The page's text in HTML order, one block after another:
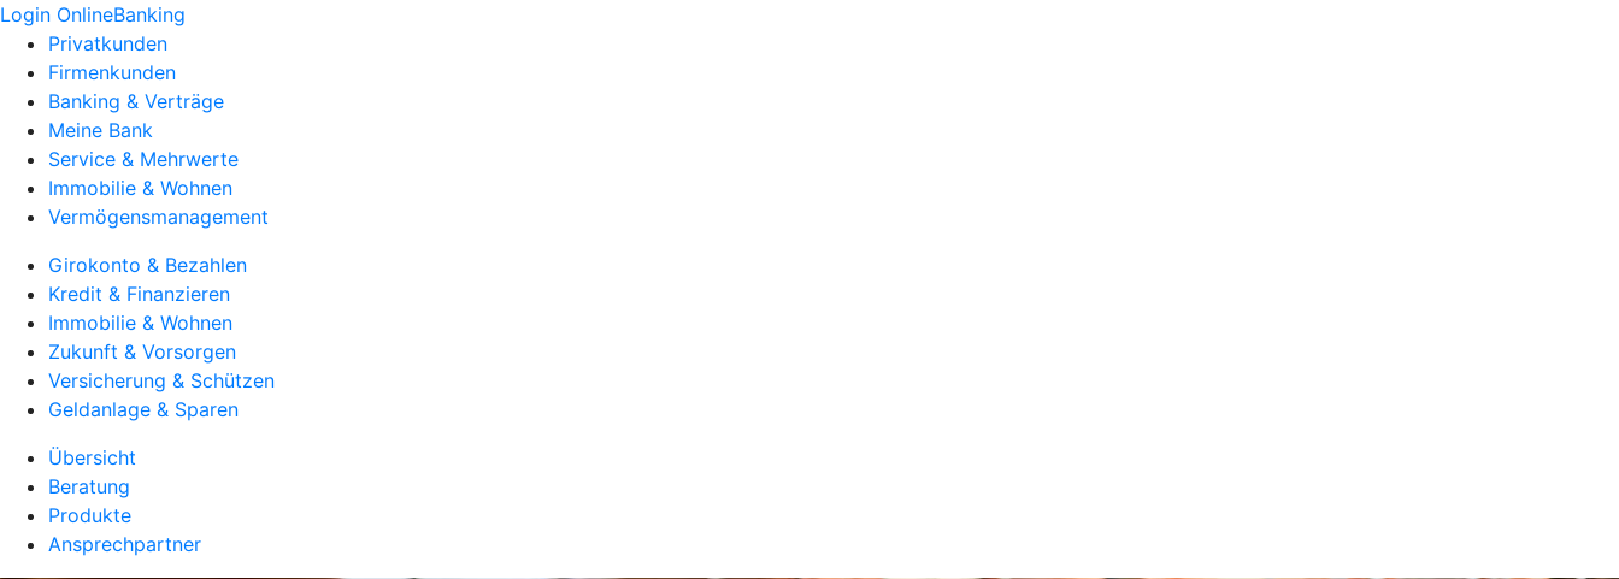
Login OnlineBanking
Privatkunden
Firmenkunden
Banking & Verträge
Meine Bank
Service & Mehrwerte
Immobilie & Wohnen
Vermögensmanagement
Girokonto & Bezahlen
Kredit & Finanzieren
Immobilie & Wohnen
Zukunft & Vorsorgen
Versicherung & Schützen
Geldanlage & Sparen
Übersicht
Beratung
Produkte
Ansprechpartner